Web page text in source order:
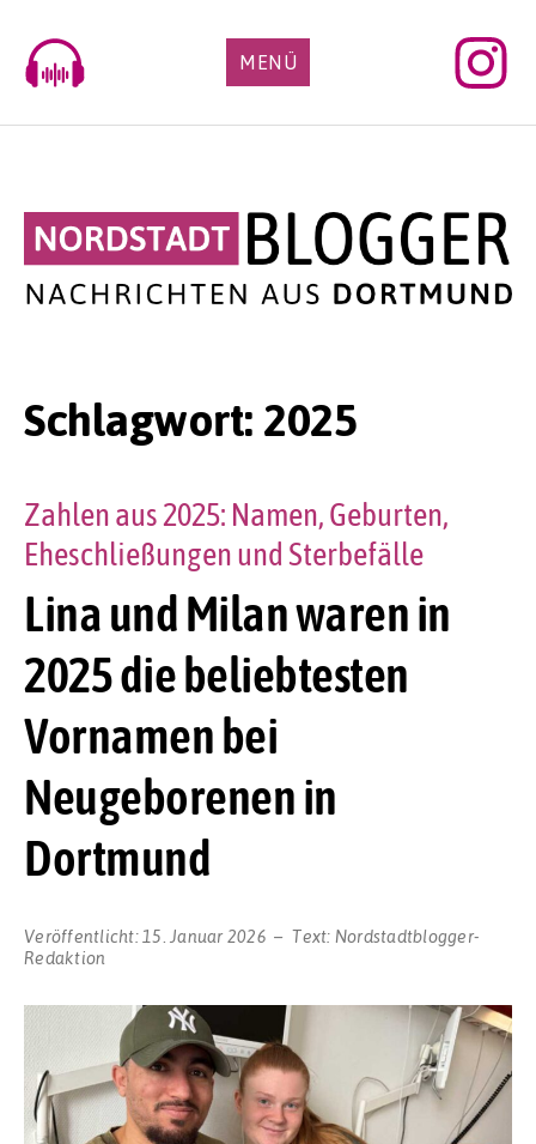
content
MENÜ
Schlagwort: 2025
Lina und Milan waren in
2025 die beliebtesten
Vornamen bei
Neugeborenen in
Dortmund
Zahlen aus 2025: Namen, Geburten,
Eheschließungen und Sterbefälle
Veröffentlicht: 15. Januar 2026 Text: Nordstadtblogger-
Redaktion